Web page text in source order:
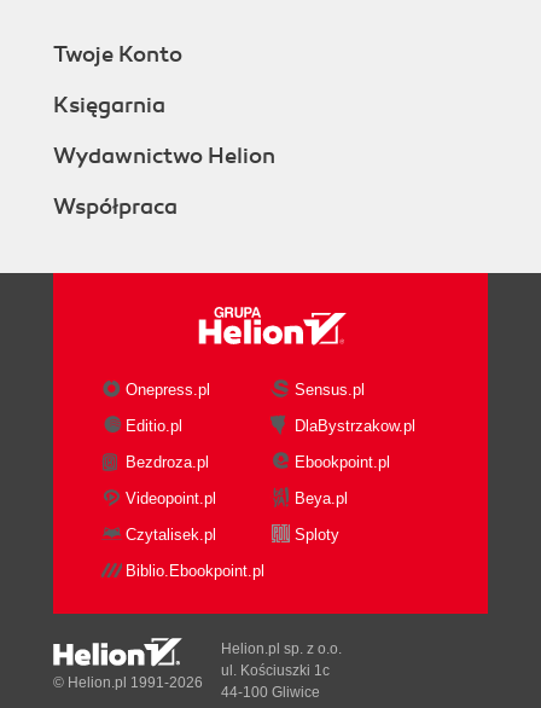
Twoje Konto
Księgarnia
Wydawnictwo Helion
Współpraca
Onepress.pl
Sensus.pl
Editio.pl
DlaBystrzakow.pl
Bezdroza.pl
Ebookpoint.pl
Videopoint.pl
Beya.pl
Czytalisek.pl
Sploty
Biblio.Ebookpoint.pl
© Helion.pl 1991-2026
Helion.pl sp. z o.o.
ul. Kościuszki 1c
44-100 Gliwice